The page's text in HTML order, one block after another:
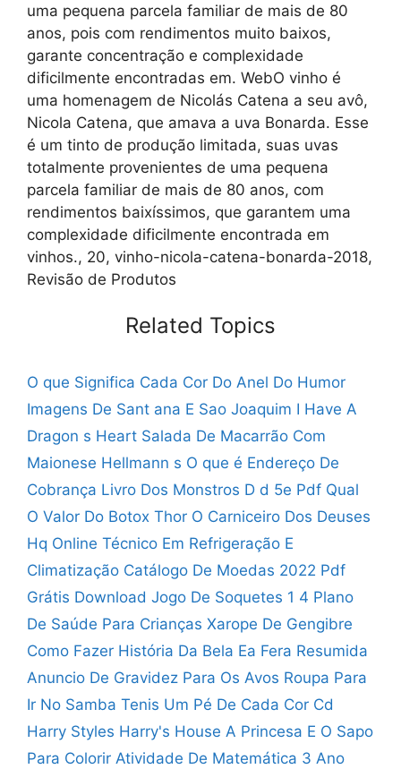
uma pequena parcela familiar de mais de 80
anos, pois com rendimentos muito baixos,
garante concentração e complexidade
dificilmente encontradas em. WebO vinho é
uma homenagem de Nicolás Catena a seu avô,
Nicola Catena, que amava a uva Bonarda. Esse
é um tinto de produção limitada, suas uvas
totalmente provenientes de uma pequena
parcela familiar de mais de 80 anos, com
rendimentos baixíssimos, que garantem uma
complexidade dificilmente encontrada em
vinhos., 20, vinho-nicola-catena-bonarda-2018,
Revisão de Produtos
Related Topics
O que Significa Cada Cor Do Anel Do Humor
Imagens De Sant ana E Sao Joaquim I Have A
Dragon s Heart Salada De Macarrão Com
Maionese Hellmann s O que é Endereço De
Cobrança Livro Dos Monstros D d 5e Pdf Qual
O Valor Do Botox Thor O Carniceiro Dos Deuses
Hq Online Técnico Em Refrigeração E
Climatização Catálogo De Moedas 2022 Pdf
Grátis Download Jogo De Soquetes 1 4 Plano
De Saúde Para Crianças Xarope De Gengibre
Como Fazer História Da Bela Ea Fera Resumida
Anuncio De Gravidez Para Os Avos Roupa Para
Ir No Samba Tenis Um Pé De Cada Cor Cd
Harry Styles Harry's House A Princesa E O Sapo
Para Colorir Atividade De Matemática 3 Ano